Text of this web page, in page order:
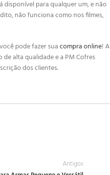
disponível para qualquer um, e não
não funciona como nos filmes,
pode fazer suacompra online! A
alta qualidade e a PM Cofres
dos clientes.
Antigos